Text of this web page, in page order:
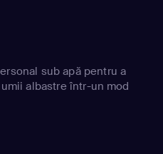
sub apă pentru a
albastre într-un mod